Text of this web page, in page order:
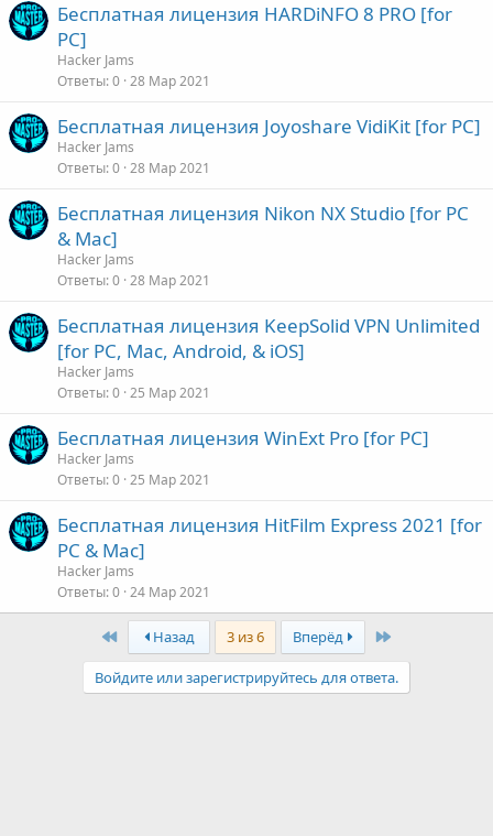
Бесплатная лицензия HARDiNFO 8 PRO [for
PC]
Hacker Jams
Ответы 0 28 Мар 2021
Бесплатная лицензия Joyoshare VidiKit [for PC]
Hacker Jams
Ответы 0 28 Мар 2021
Бесплатная лицензия Nikon NX Studio [for PC
& Mac]
Hacker Jams
Ответы 0 28 Мар 2021
Бесплатная лицензия KeepSolid VPN Unlimited
[for PC, Mac, Android, & iOS]
Hacker Jams
Ответы 0 25 Мар 2021
Бесплатная лицензия WinExt Pro [for PC]
Hacker Jams
Ответы 0 25 Мар 2021
Бесплатная лицензия HitFilm Express 2021 [for
PC & Mac]
Hacker Jams
Ответы 0 24 Мар 2021
First Назад 3 из 6 Вперёд Last
Войдите или зарегистрируйтесь для ответа.